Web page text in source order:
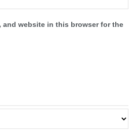
and website in this browser for the